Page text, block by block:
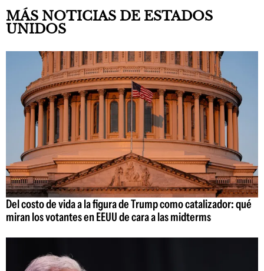
MÁS NOTICIAS DE ESTADOS
UNIDOS
Del costo de vida a la figura de Trump como catalizador: qué
miran los votantes en EEUU de cara a las midterms